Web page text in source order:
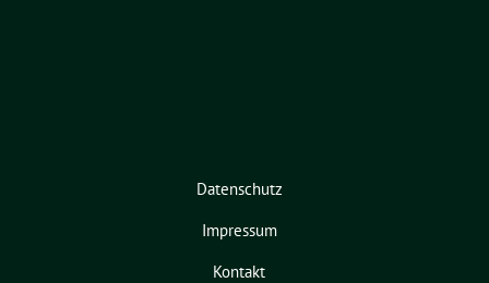
Datenschutz
Impressum
Kontakt